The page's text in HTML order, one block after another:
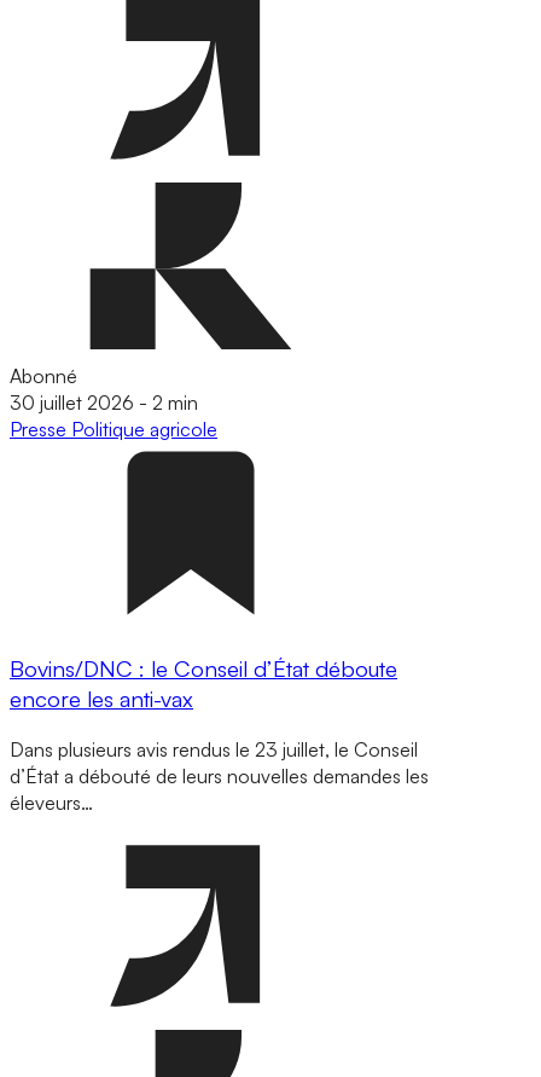
Abonné
30 juillet 2026 - 2 min
Presse Politique agricole
Bovins/DNC : le Conseil d’État déboute
encore les anti-vax
Dans plusieurs avis rendus le 23 juillet, le Conseil
d’État a débouté de leurs nouvelles demandes les
éleveurs…